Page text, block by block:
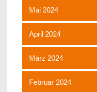
Mai 2024
April 2024
März 2024
Februar 2024